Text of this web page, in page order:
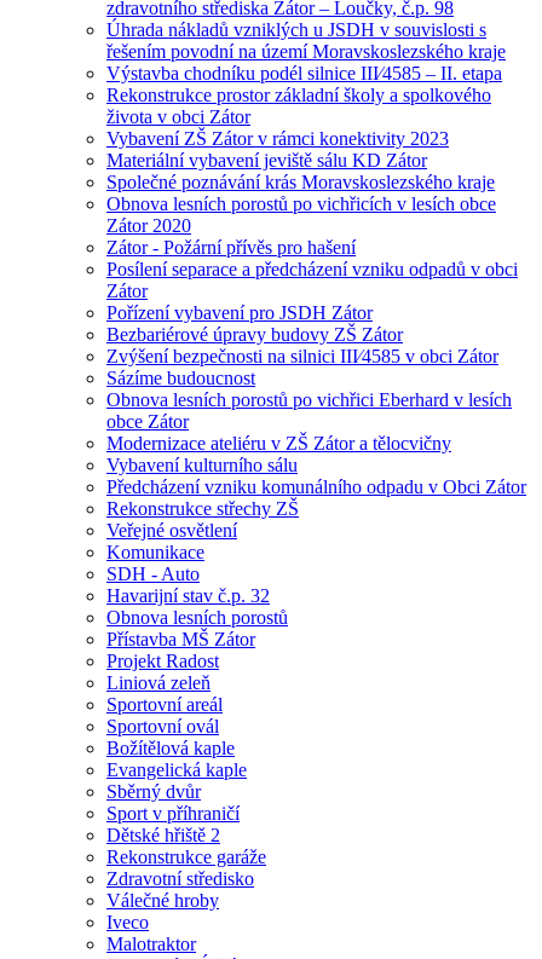
zdravotního střediska Zátor – Loučky, č.p. 98
Úhrada nákladů vzniklých u JSDH v souvislosti s
řešením povodní na území Moravskoslezského kraje
Výstavba chodníku podél silnice III⁄4585 – II. etapa
Rekonstrukce prostor základní školy a spolkového
života v obci Zátor
Vybavení ZŠ Zátor v rámci konektivity 2023
Materiální vybavení jeviště sálu KD Zátor
Společné poznávání krás Moravskoslezského kraje
Obnova lesních porostů po vichřicích v lesích obce
Zátor 2020
Zátor - Požární přívěs pro hašení
Posílení separace a předcházení vzniku odpadů v obci
Zátor
Pořízení vybavení pro JSDH Zátor
Bezbariérové úpravy budovy ZŠ Zátor
Zvýšení bezpečnosti na silnici III⁄4585 v obci Zátor
Sázíme budoucnost
Obnova lesních porostů po vichřici Eberhard v lesích
obce Zátor
Modernizace ateliéru v ZŠ Zátor a tělocvičny
Vybavení kulturního sálu
Předcházení vzniku komunálního odpadu v Obci Zátor
Rekonstrukce střechy ZŠ
Veřejné osvětlení
Komunikace
SDH - Auto
Havarijní stav č.p. 32
Obnova lesních porostů
Přístavba MŠ Zátor
Projekt Radost
Liniová zeleň
Sportovní areál
Sportovní ovál
Božítělová kaple
Evangelická kaple
Sběrný dvůr
Sport v příhraničí
Dětské hřiště 2
Rekonstrukce garáže
Zdravotní středisko
Válečné hroby
Iveco
Malotraktor